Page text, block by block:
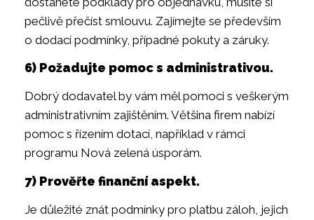
pečlivě přečíst smlouvu. Zajímejte se především
o dodací podmínky, případné pokuty a záruky.
6) Požadujte pomoc s administrativou.
Dobrý dodavatel by vám měl pomoci s veškerým
administrativním zajištěním. Většina firem nabízí
pomoc s řízením dotací, například v rámci
programu Nová zelená úsporám.
7) Prověřte finanční aspekt.
Je důležité znát podmínky pro platbu záloh, jejich